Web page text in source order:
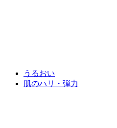
うるおい
肌のハリ・弾力